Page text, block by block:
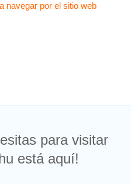
navegar por el sitio web
para visitar
está aquí!